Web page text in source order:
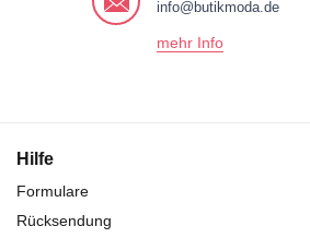
info@butikmoda.de
mehr Info
Hilfe
Formulare
Rücksendung